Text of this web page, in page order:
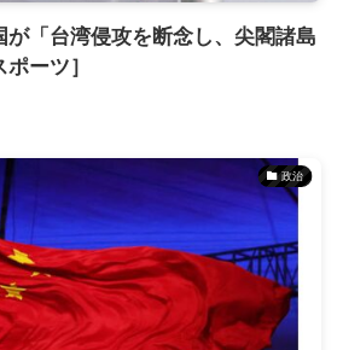
が「台湾侵攻を断念し、尖閣諸島
ーツ］
政治